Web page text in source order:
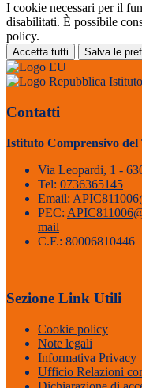
I cookie necessari per il
disabilitati. È possibile
policy.
Accetta tutti Salva le
Contatti
Istituto Comprensivo
Via Leopardi, 1 -
Tel: 0736365145
Email:
PEC:
mail
C.F.: 80006810446
Sezione Link Utili
Cookie policy
Note legali
Informativa Privacy
Ufficio Relazioni